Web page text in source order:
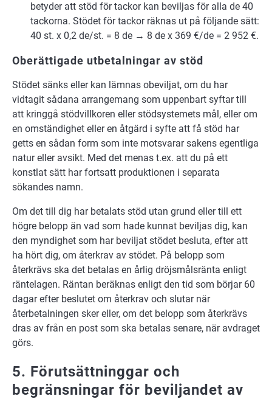
betyder att stöd för tackor kan beviljas för alla de 40
tackorna. Stödet för tackor räknas ut på följande sätt:
40 st. x 0,2 de/st. = 8 de → 8 de x 369 €/de = 2 952 €.
Oberättigade utbetalningar av stöd
Stödet sänks eller kan lämnas obeviljat, om du har
vidtagit sådana arrangemang som uppenbart syftar till
att kringgå stödvillkoren eller stödsystemets mål, eller om
en omständighet eller en åtgärd i syfte att få stöd har
getts en sådan form som inte motsvarar sakens egentliga
natur eller avsikt. Med det menas t.ex. att du på ett
konstlat sätt har fortsatt produktionen i separata
sökandes namn.
Om det till dig har betalats stöd utan grund eller till ett
högre belopp än vad som hade kunnat beviljas dig, kan
den myndighet som har beviljat stödet besluta, efter att
ha hört dig, om återkrav av stödet. På belopp som
återkrävs ska det betalas en årlig dröjsmålsränta enligt
räntelagen. Räntan beräknas enligt den tid som börjar 60
dagar efter beslutet om återkrav och slutar när
återbetalningen sker eller, om det belopp som återkrävs
dras av från en post som ska betalas senare, när avdraget
görs.
5. Förutsättninggar och
begränsningar för beviljandet av